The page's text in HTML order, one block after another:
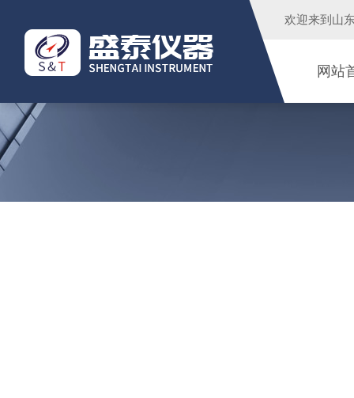
欢迎来到 山
网站